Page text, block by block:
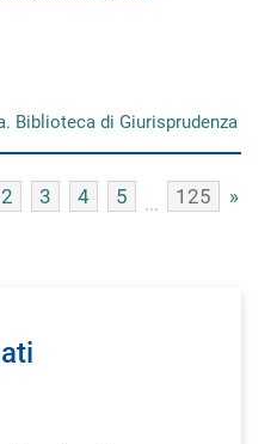
Biblioteca di Giurisprudenza
2 3 4 5 125 »